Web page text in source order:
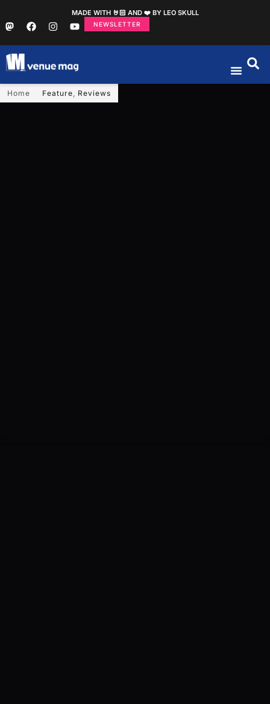
MADE WITH 🤘🏻 AND ❤️ BY LEO SKULL
NEWSLETTER
Home Feature, Reviews